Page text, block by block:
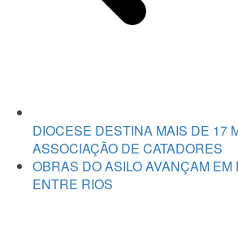
DIOCESE DESTINA MAIS DE 17
ASSOCIAÇÃO DE CATADORES
OBRAS DO ASILO AVANÇAM
ENTRE RIOS